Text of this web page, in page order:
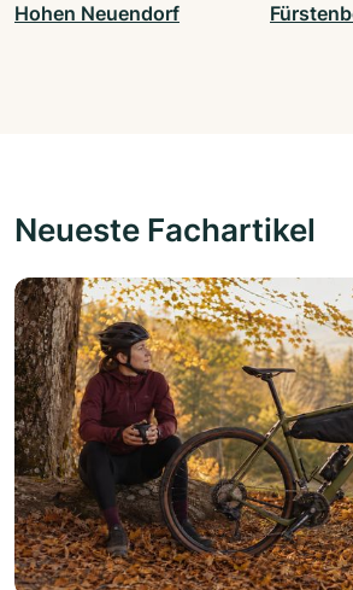
Hohen Neuendorf
Neueste Fachartikel